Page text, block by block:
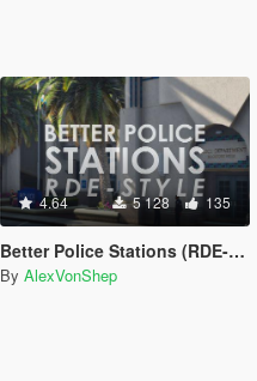
4.64 5 128 135
Better Police Stations (RDE-style)
By AlexVonShep